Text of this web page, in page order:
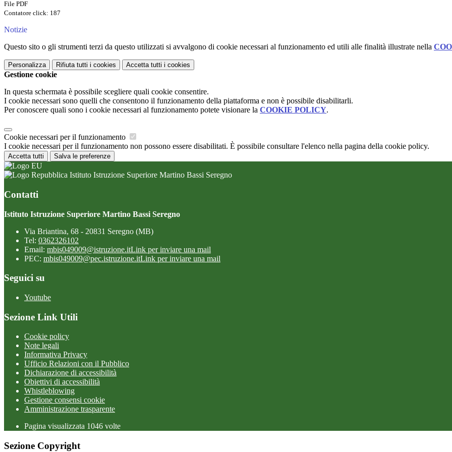
File PDF
Contatore click: 187
Notizie
Questo sito o gli strumenti terzi da questo utilizzati si avvalgono di cookie necessari al funzionamento ed utili alle finalità illustrate nella
Personalizza Rifiuta tutti i cookies Accetta tutti i cookies
Gestione cookie
In questa schermata è possibile scegliere quali cookie consentire.
I cookie necessari sono quelli che consentono il funzionamento della piattaforma e non è possibile disabilitarli.
Per conoscere quali sono i cookie necessari al funzionamento potete visionare la COOKIE POLICY.
Cookie necessari per il funzionamento
I cookie necessari per il funzionamento non possono essere disabilitati. È possibile consultare l'elenco nella pagina della cookie policy.
Accetta tutti Salva le preferenze
Istituto Istruzione Superiore Martino Bassi Seregno
Contatti
Istituto Istruzione Superiore Martino Bassi Seregno
Via Briantina, 68 - 20831 Seregno (MB)
Tel: 0362326102
Email: mbis049009@istruzione.itLink per inviare una mail
PEC: mbis049009@pec.istruzione.itLink per inviare una mail
Seguici su
Youtube
Sezione Link Utili
Cookie policy
Note legali
Informativa Privacy
Ufficio Relazioni con il Pubblico
Dichiarazione di accessibilità
Obiettivi di accessibilità
Whistleblowing
Gestione consensi cookie
Amministrazione trasparente
Pagina visualizzata 1046 volte
Sezione Copyright